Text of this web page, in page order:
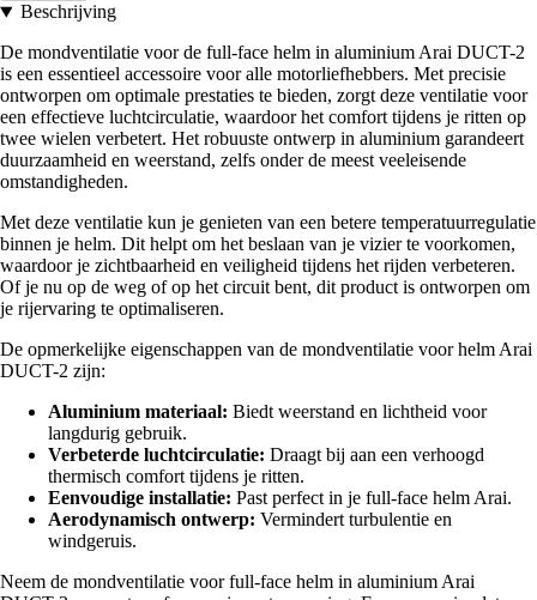
Beschrijving
De mondventilatie voor de full-face helm in aluminium Arai DUCT-2
is een essentieel accessoire voor alle motorliefhebbers. Met precisie
ontworpen om optimale prestaties te bieden, zorgt deze ventilatie voor
een effectieve luchtcirculatie, waardoor het comfort tijdens je ritten op
twee wielen verbetert. Het robuuste ontwerp in aluminium garandeert
duurzaamheid en weerstand, zelfs onder de meest veeleisende
omstandigheden.
Met deze ventilatie kun je genieten van een betere temperatuurregulatie
binnen je helm. Dit helpt om het beslaan van je vizier te voorkomen,
waardoor je zichtbaarheid en veiligheid tijdens het rijden verbeteren.
Of je nu op de weg of op het circuit bent, dit product is ontworpen om
je rijervaring te optimaliseren.
De opmerkelijke eigenschappen van de mondventilatie voor helm Arai
DUCT-2 zijn:
Aluminium materiaal: Biedt weerstand en lichtheid voor
langdurig gebruik.
Verbeterde luchtcirculatie: Draagt bij aan een verhoogd
thermisch comfort tijdens je ritten.
Eenvoudige installatie: Past perfect in je full-face helm Arai.
Aerodynamisch ontwerp: Vermindert turbulentie en
windgeruis.
Neem de mondventilatie voor full-face helm in aluminium Arai